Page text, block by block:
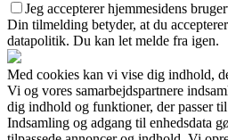
Jeg accepterer hjemmesidens
Din tilmelding betyder, at du
datapolitik. Du kan let melde fra igen.
Med cookies kan vi vise dig indhold,
Vi og vores samarbejdspartnere
dig indhold og funktioner, der passer
Indsamling og adgang til enhedsdata